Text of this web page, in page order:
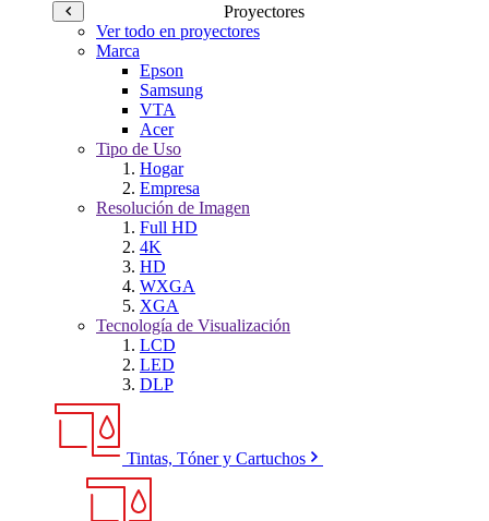
Proyectores
Ver todo en proyectores
Marca
Epson
Samsung
VTA
Acer
Tipo de Uso
Hogar
Empresa
Resolución de Imagen
Full HD
4K
HD
WXGA
XGA
Tecnología de Visualización
LCD
LED
DLP
Tintas, Tóner y Cartuchos